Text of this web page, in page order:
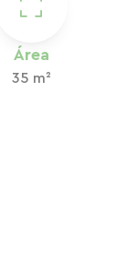
Área
35 m²